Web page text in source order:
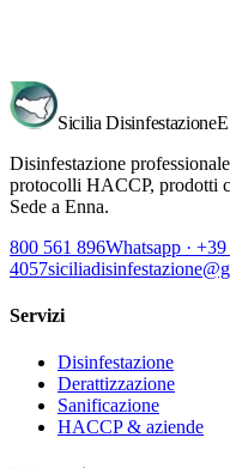
Richiedi sopralluogo
Sicilia Disinfestazione
Disinfestazione
protocolli HACCP, prodotti
Sede a Enna.
800 561 896Whatsapp ·
4057
Servizi
Disinfestazione
Derattizzazione
Sanificazione
HACCP & aziende